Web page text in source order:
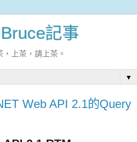
記事
上茶，請上茶。
▼
Web API 2.1的Query